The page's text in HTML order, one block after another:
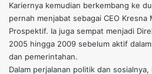
Kariernya kemudian berkembang ke
pernah menjabat sebagai CEO Kresna
Prospektif. Ia juga sempat menjadi
2005 hingga 2009 sebelum aktif
dan pemerintahan.
Dalam perjalanan politik dan